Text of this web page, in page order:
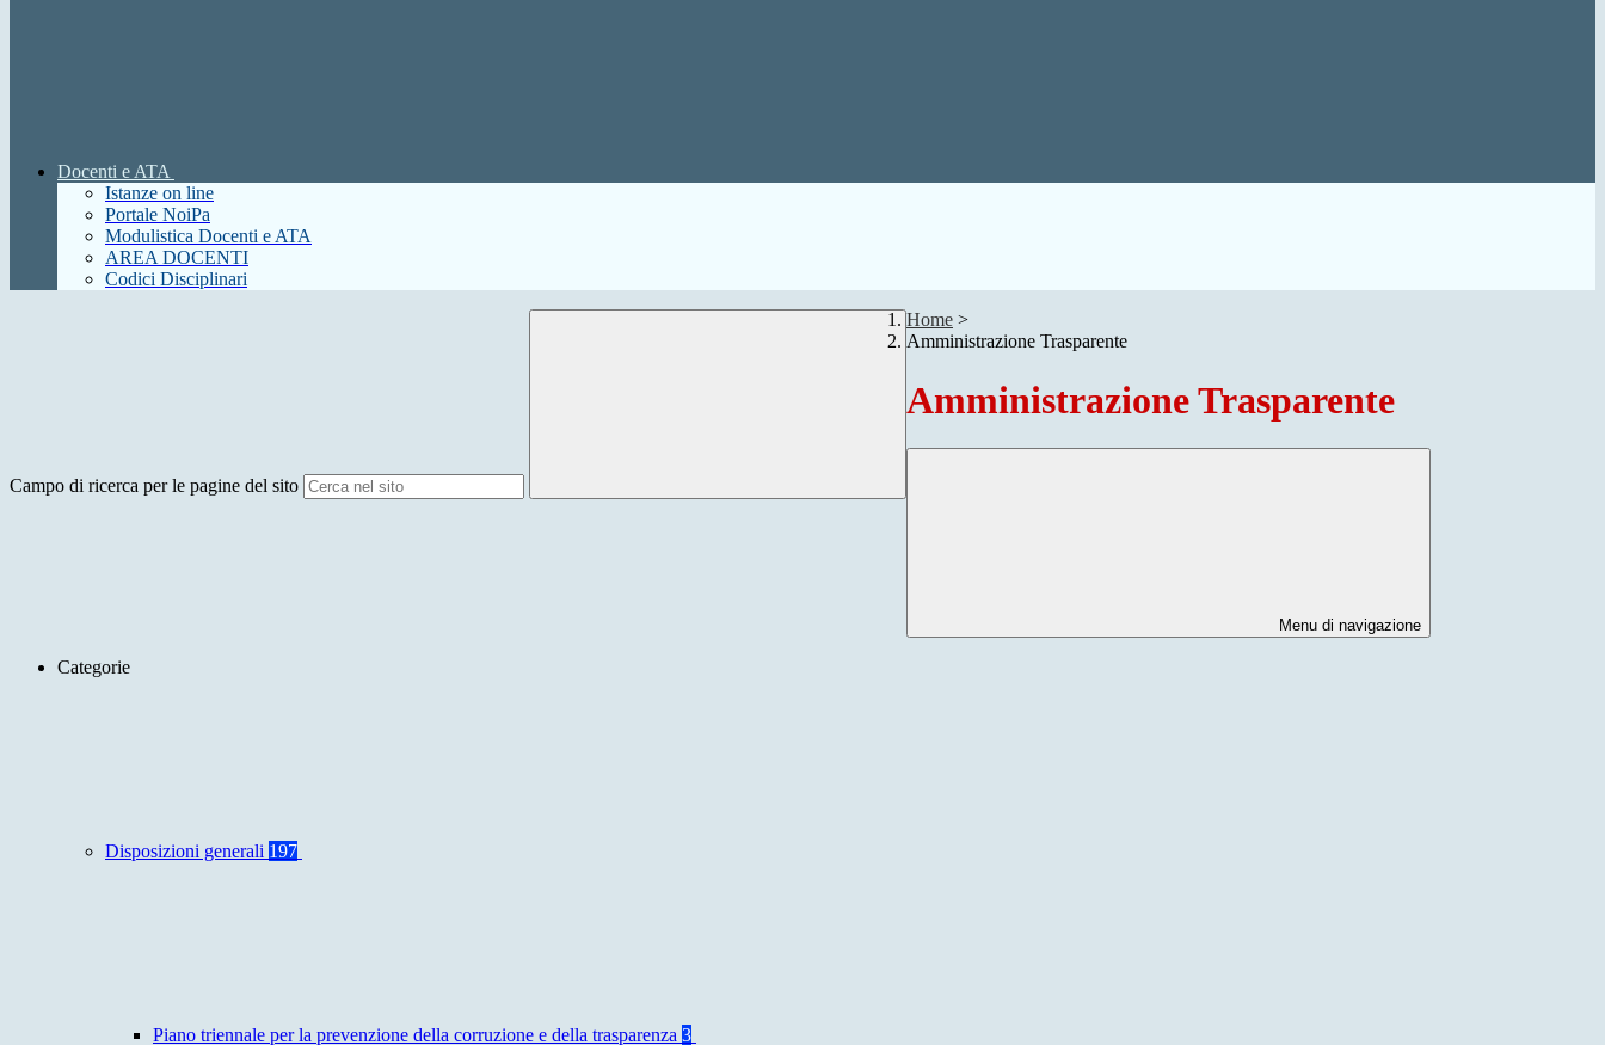
Docenti e ATA
Istanze on line
Portale NoiPa
Modulistica Docenti e ATA
AREA DOCENTI
Codici Disciplinari
Campo di ricerca per le pagine del sito
Home >
Amministrazione Trasparente
Amministrazione Trasparente
Menu di navigazione
Categorie
Disposizioni generali 197
Piano triennale per la prevenzione della corruzione e della trasparenza 3